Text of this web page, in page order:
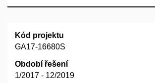
Kód projektu
GA17-16680S
Období řešení
1/2017 - 12/2019